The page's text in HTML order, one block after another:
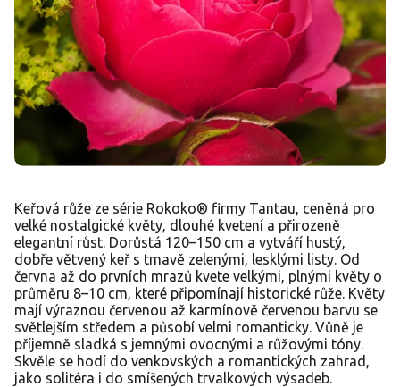
Keřová růže ze série Rokoko® firmy Tantau, ceněná pro
velké nostalgické květy, dlouhé kvetení a přirozeně
elegantní růst. Dorůstá 120–150 cm a vytváří hustý,
dobře větvený keř s tmavě zelenými, lesklými listy. Od
června až do prvních mrazů kvete velkými, plnými květy o
průměru 8–10 cm, které připomínají historické růže. Květy
mají výraznou červenou až karmínově červenou barvu se
světlejším středem a působí velmi romanticky. Vůně je
příjemně sladká s jemnými ovocnými a růžovými tóny.
Skvěle se hodí do venkovských a romantických zahrad,
jako solitéra i do smíšených trvalkových výsadeb.